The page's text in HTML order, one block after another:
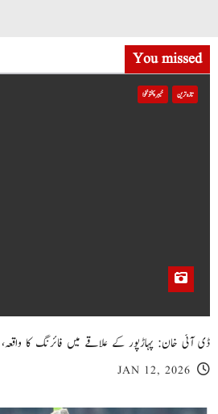
You missed
تازہ ترین خیبر پختونخوا
ڈی آئی خان: پہاڑپور کے علاقے میں فائرنگ کا واقعہ،
JAN 12, 2026